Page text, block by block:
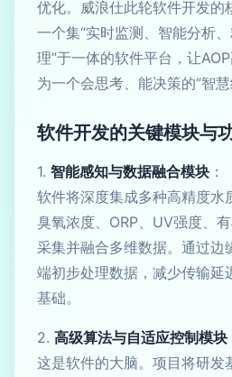
优化。威浪仕此轮软件开发的
一个集“实时监测、智能分析
理”于一体的软件平台，让
为一个会思考、能决策的“智慧
软件开发的关键模块与
1. 智能感知与数据融合模块 ：
软件将深度集成多种高精度水
臭氧浓度、ORP、UV强度、
采集并融合多维数据。通过边
端初步处理数据，减少传输延
基础。
2. 高级算法与自适应控制模块
这是软件的大脑。项目将研发